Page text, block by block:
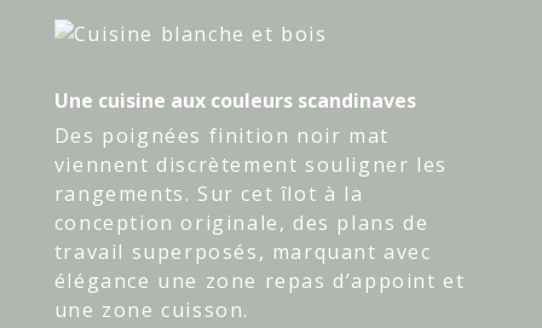
Une cuisine aux couleurs scandinaves
Des poignées finition noir mat
viennent discrètement souligner les
rangements. Sur cet îlot à la
conception originale, des plans de
travail superposés, marquant avec
élégance une zone repas d’appoint et
une zone cuisson.